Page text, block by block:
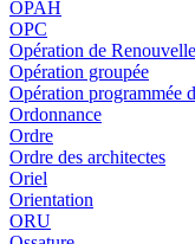
OPAH
OPC
Opération de
Opération groupée
Opération programmée
Ordonnance
Ordre
Ordre des architectes
Oriel
Orientation
ORU